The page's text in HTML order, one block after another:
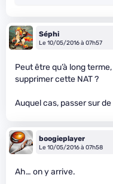
Séphi
Le 10/05/2016 à 07h57
Peut être qu’à long
supprimer cette NAT ?
Auquel cas, passer sur
boogieplayer
Le 10/05/2016 à 07h58
Ah… on y arrive.